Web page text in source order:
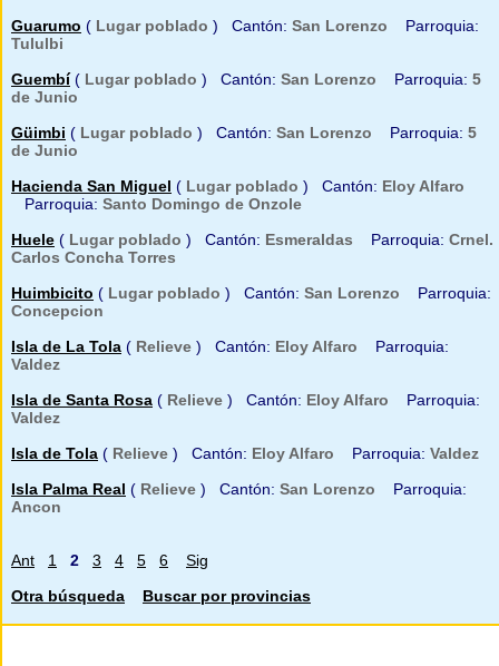
Guarumo ( Lugar poblado ) Cantón: San Lorenzo Parroquia:
Tululbi
Guembí( Lugar poblado ) Cantón: San Lorenzo Parroquia: 5
de Junio
Güimbi ( Lugar poblado ) Cantón: San Lorenzo Parroquia: 5
de Junio
Hacienda San Miguel ( Lugar poblado ) Cantón: Eloy Alfaro
Parroquia: Santo Domingo de Onzole
Huele ( Lugar poblado ) Cantón: Esmeraldas Parroquia: Crnel.
Carlos Concha Torres
Huimbicito ( Lugar poblado ) Cantón: San Lorenzo Parroquia:
Concepcion
Isla de La Tola ( Relieve ) Cantón: Eloy Alfaro Parroquia:
Valdez
Isla de Santa Rosa ( Relieve ) Cantón: Eloy Alfaro Parroquia:
Valdez
Isla de Tola ( Relieve ) Cantón: Eloy Alfaro Parroquia: Valdez
Isla Palma Real ( Relieve ) Cantón: San Lorenzo Parroquia:
Ancon
Ant 1 2 3 4 5 6
Sig
Otra búsqueda
Buscar por provincias